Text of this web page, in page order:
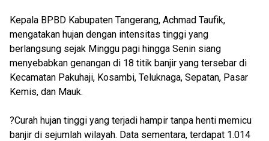
Kepala BPBD Kabupaten Tangerang, Achmad Taufik,
mengatakan hujan dengan intensitas tinggi yang
berlangsung sejak Minggu pagi hingga Senin siang
menyebabkan genangan di 18 titik banjir yang tersebar di
Kecamatan Pakuhaji, Kosambi, Teluknaga, Sepatan, Pasar
Kemis, dan Mauk.
?Curah hujan tinggi yang terjadi hampir tanpa henti memicu
banjir di sejumlah wilayah. Data sementara, terdapat 1.014